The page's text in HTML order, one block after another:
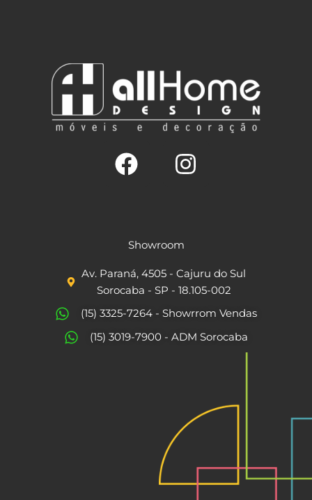
c
e
b
o
o
t
a
g
r
Showroom
Av. Paraná, 4505 - Cajuru do Sul
Sorocaba - SP - 18.105-002
(15) 3325-7264 - Showrrom Vendas
(15) 3019-7900 - ADM Sorocaba